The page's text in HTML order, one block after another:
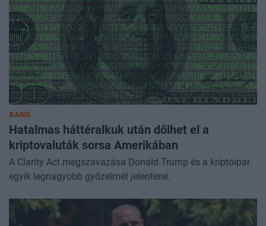
BANK
Hatalmas háttéralkuk után dőlhet el a
kriptovaluták sorsa Amerikában
A Clarity Act megszavazása Donald Trump és a kriptoipar
egyik legnagyobb győzelmét jelentené.